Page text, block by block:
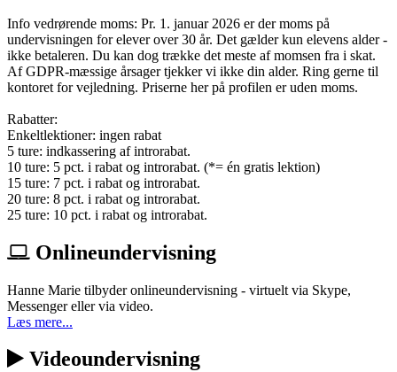
Info vedrørende moms: Pr. 1. januar 2026 er der moms på
undervisningen for elever over 30 år. Det gælder kun elevens alder -
ikke betaleren. Du kan dog trække det meste af momsen fra i skat.
Af GDPR-mæssige årsager tjekker vi ikke din alder. Ring gerne til
kontoret for vejledning. Priserne her på profilen er uden moms.
Rabatter:
Enkeltlektioner: ingen rabat
5 ture: indkassering af introrabat.
10 ture: 5 pct. i rabat og introrabat. (*= én gratis lektion)
15 ture: 7 pct. i rabat og introrabat.
20 ture: 8 pct. i rabat og introrabat.
25 ture: 10 pct. i rabat og introrabat.
Onlineundervisning
Hanne Marie tilbyder onlineundervisning - virtuelt via Skype,
Messenger eller via video.
Læs mere...
Videoundervisning